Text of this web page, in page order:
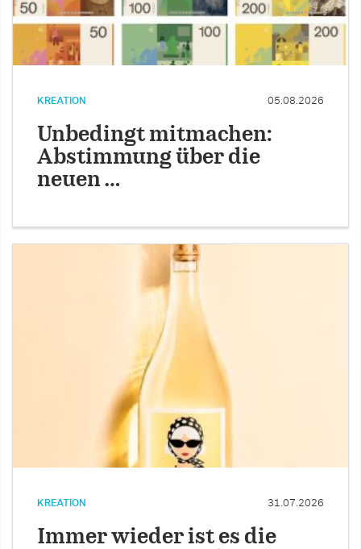
KREATION 05.08.2026
Unbedingt mitmachen:
Abstimmung über die
neuen …
KREATION 31.07.2026
Immer wieder ist es die